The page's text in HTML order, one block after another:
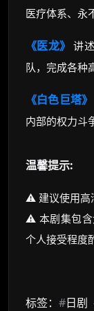
医疗体系、永
《医龙》 讲
队，完成各种
《白色巨塔》
内部的权力斗
温馨提示:
⚠️ 建议使用高
⚠️ 本剧集包含
个人接受程度
标签： #日剧